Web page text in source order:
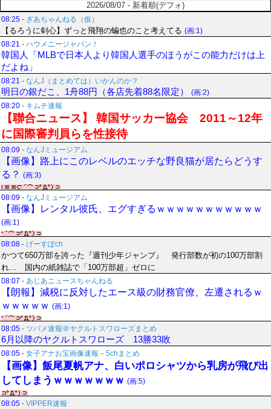
2026/08/07 - 新着順(デフォ)
08:25 - ぎあちゃんねる（仮）
【るろうに剣心】ずっと飛翔の蝙也のこと考えてる (画:1)
08:21 - ハウメニージャパン！
韓国人「MLBで日本人より韓国人選手のほうがこの能力だけは上
だよね」
08:21 - なんJ（まとめては）いかんのか？
明日の銀だこ、1舟88円（各店先着88名限定）
(画:2)
08:20 - キムチ速報
【聯合ニュース】 韓国サッカー協会 2011～12年
に国際審判員らを性接待
08:09 - なんJミュージアム
【画像】路上にこのレベルのエッチな野良猫が居たらどうす
る？ (画:3)
08:09 - なんJミュージアム
【画像】レンタル彼氏、エグすぎるｗｗｗｗｗｗｗｗｗｗｗ
(画:1)
08:08 - げーすぽch
かつて650万部を誇った『週刊少年ジャンプ』 発行部数が初の100万部割
れ… 国内の紙雑誌で「100万部超」ゼロに
08:07 - あじあニュースちゃんねる
【朗報】減税に反対したエース級の財務官僚、左遷されるｗ
ｗｗｗｗｗ (画:1)
08:05 - ツバメ速報＠ヤクルトスワローズまとめ
6月以降のヤクルトスワローズ 13勝33敗
08:05 - 女子アナお宝画像速報－5chまとめ
【画像】飯尾夏帆アナ、白いポロシャツから乳房が飛び出
してしまうｗｗｗｗｗｗｗ (画:5)
08:05 - VIPPER速報